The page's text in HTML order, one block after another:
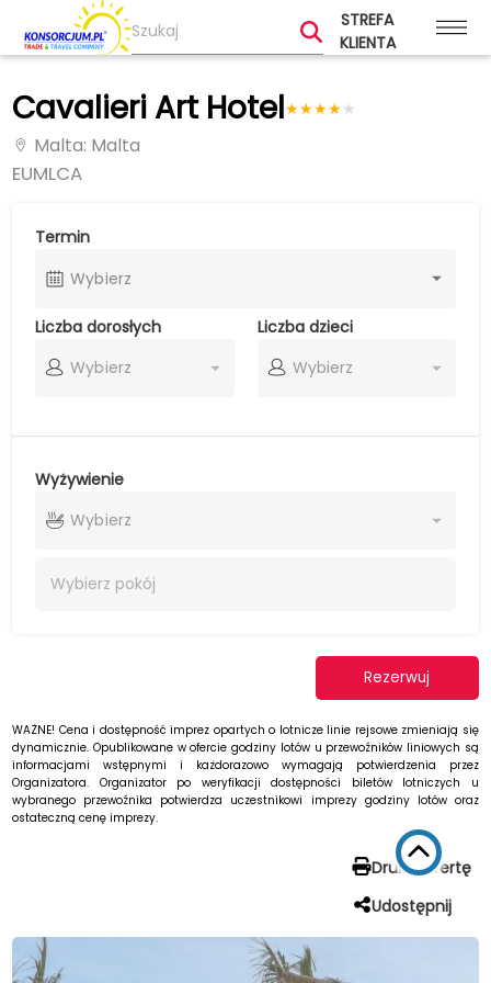
STREFA
KLIENTA
Cavalieri Art Hotel ★
★
★
★
★
Malta: Malta
EUMLCA
Termin
Wybierz
Liczba dorosłych
Wybierz
Liczba dzieci
Wybierz
Wyżywienie
Wybierz
Wybierz pokój
Rezerwuj
WAŻNE! Cena i dostępność imprez opartych o lotnicze linie rejsowe zmieniają się
dynamicznie. Opublikowane w ofercie godziny lotów u przewoźników liniowych są
informacjami wstępnymi i każdorazowo wymagają potwierdzenia przez
Organizatora. Organizator po weryfikacji dostępności biletów lotniczych u
wybranego przewoźnika potwierdza uczestnikowi imprezy godziny lotów oraz
ostateczną cenę imprezy.
Drukuj ofertę
Udostępnij